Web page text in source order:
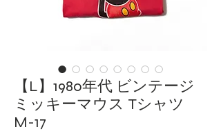
【L】1980年代 ビンテージ
ミッキーマウス Tシャツ
M-17